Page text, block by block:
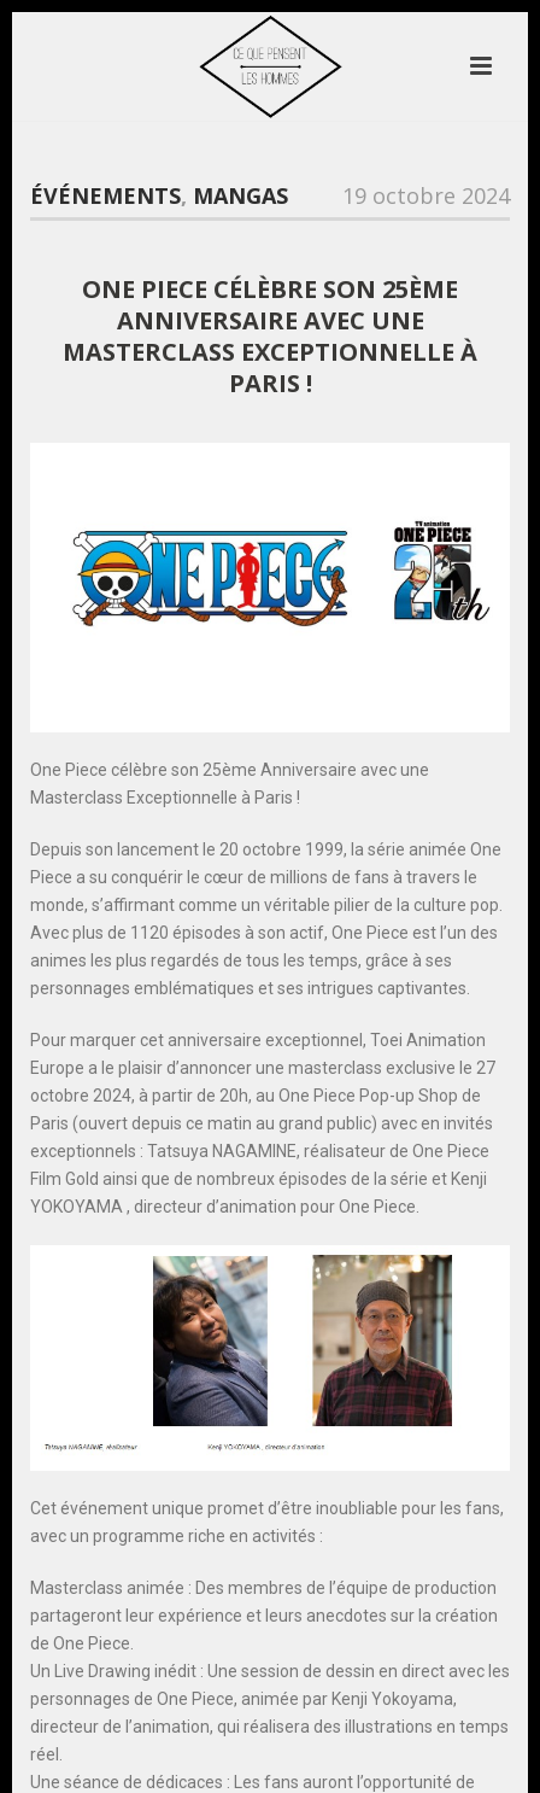
ÉVÉNEMENTS, MANGAS 19 octobre 2024
ONE PIECE CÉLÈBRE SON 25ÈME
ANNIVERSAIRE AVEC UNE
MASTERCLASS EXCEPTIONNELLE À
PARIS !
One Piece célèbre son 25ème Anniversaire avec une
Masterclass Exceptionnelle à Paris !
Depuis son lancement le 20 octobre 1999, la série animée One
Piece a su conquérir le cœur de millions de fans à travers le
monde, s’affirmant comme un véritable pilier de la culture pop.
Avec plus de 1120 épisodes à son actif, One Piece est l’un des
animes les plus regardés de tous les temps, grâce à ses
personnages emblématiques et ses intrigues captivantes.
Pour marquer cet anniversaire exceptionnel, Toei Animation
Europe a le plaisir d’annoncer une masterclass exclusive le 27
octobre 2024, à partir de 20h, au One Piece Pop-up Shop de
Paris (ouvert depuis ce matin au grand public) avec en invités
exceptionnels : Tatsuya NAGAMINE, réalisateur de One Piece
Film Gold ainsi que de nombreux épisodes de la série et Kenji
YOKOYAMA , directeur d’animation pour One Piece.
Cet événement unique promet d’être inoubliable pour les fans,
avec un programme riche en activités :
Masterclass animée : Des membres de l’équipe de production
partageront leur expérience et leurs anecdotes sur la création
de One Piece.
Un Live Drawing inédit : Une session de dessin en direct avec les
personnages de One Piece, animée par Kenji Yokoyama,
directeur de l’animation, qui réalisera des illustrations en temps
réel.
Une séance de dédicaces : Les fans auront l’opportunité de